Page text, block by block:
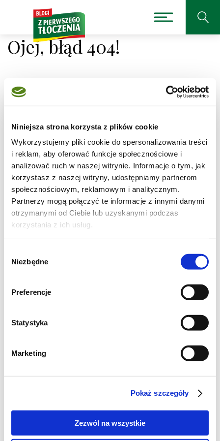
Niniejsza strona korzysta z plików cookie
Wykorzystujemy pliki cookie do spersonalizowania treści
i reklam, aby oferować funkcje społecznościowe i
analizować ruch w naszej witrynie. Informacje o tym, jak
korzystasz z naszej witryny, udostępniamy partnerom
społecznościowym, reklamowym i analitycznym.
Partnerzy mogą połączyć te informacje z innymi danymi
otrzymanymi od Ciebie lub uzyskanymi podczas
korzystania z ich usług.
zgody
Niezbędne
Preferencje
Statystyka
Marketing
Pokaż szczegóły
Zezwól na wszystkie
Ojej, błąd 404!
Niestety nie można było
odnaleźć strony, której
szukasz.
Adres, który próbujesz odwiedzić/przepis/ciasto-
marchewkowe-z-kremem-orzechowym jest obecnie
niedostępny.
Sprawdź pisownię adresu lub skorzystaj z wyszukiwarki
Jak powstają oleje tłoczone na zimno Kujawski?